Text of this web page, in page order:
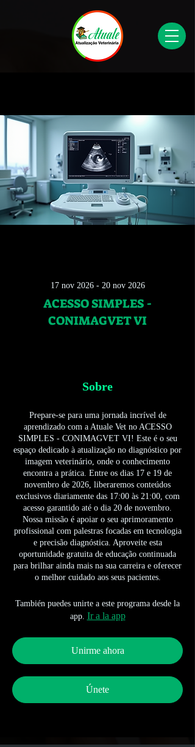
ACESSO SIMPLES -
CONIMAGVET VI
17 nov 2026 - 20 nov 2026
Sobre
Prepare-se para uma jornada incrível de
aprendizado com a Atuale Vet no ACESSO
SIMPLES - CONIMAGVET VI! Este é o seu
espaço dedicado à atualização no diagnóstico por
imagem veterinário, onde o conhecimento
encontra a prática. Entre os dias 17 e 19 de
novembro de 2026, liberaremos conteúdos
exclusivos diariamente das 17:00 às 21:00, com
acesso garantido até o dia 20 de novembro.
Nossa missão é apoiar o seu aprimoramento
profissional com palestras focadas em tecnologia
e precisão diagnóstica. Aproveite esta
oportunidade gratuita de educação continuada
para brilhar ainda mais na sua carreira e oferecer
o melhor cuidado aos seus pacientes.
También puedes unirte a este programa desde la
app. Ir a la app
Unirme ahora
Únete